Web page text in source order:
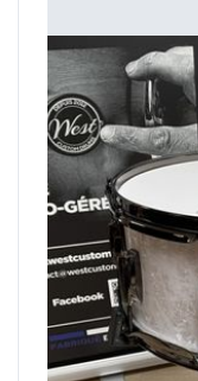
14" x 6"
Caisse en plis
600,00 €